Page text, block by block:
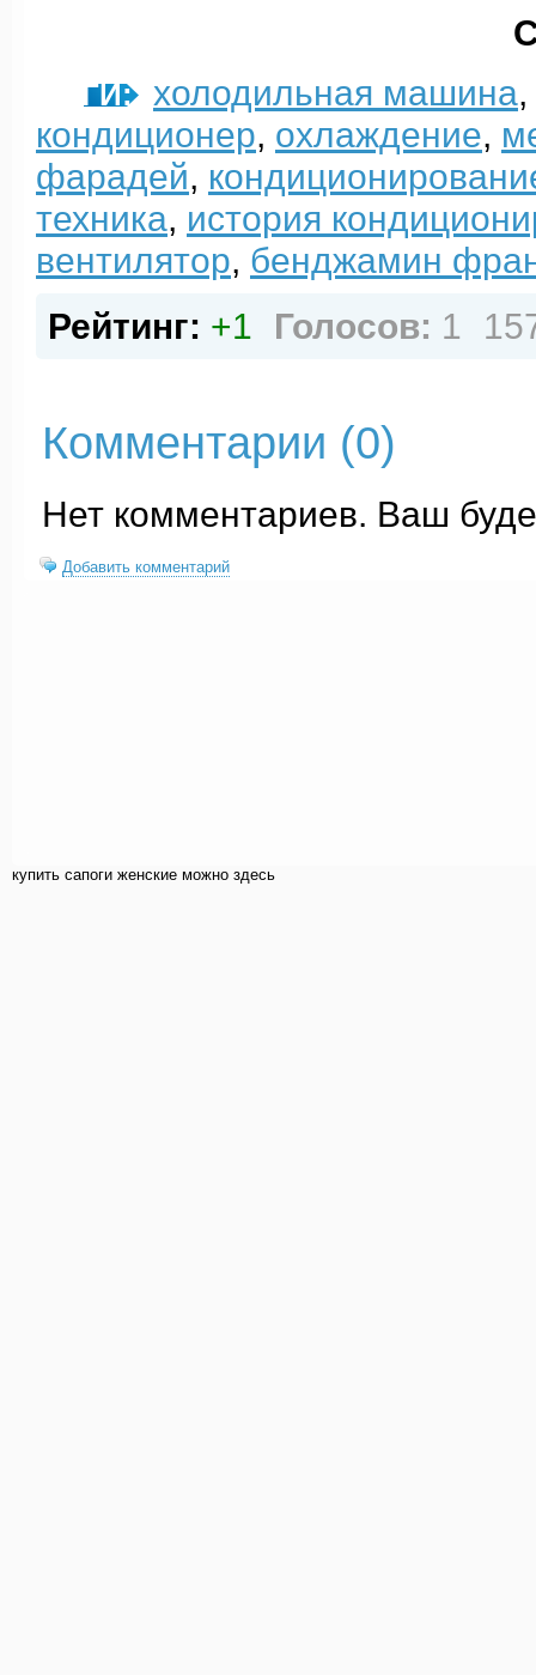
ТЕГИ: холодильная машина,
кондиционер, охлаждение,
фарадей,
техника, история
вентилятор, бенджамин
Рейтинг: +1 Голосов: 1
Комментарии (0)
Нет комментариев. Ваш
Добавить комментарий
купить cапоги женские можно здесь